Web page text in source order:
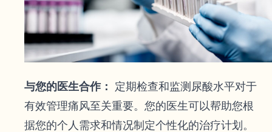
与您的医生合作：
定期检查和监测尿酸水平对于
有效管理痛风至关重要。您的医生可以帮助您根
据您的个人需求和情况制定个性化的治疗计划。